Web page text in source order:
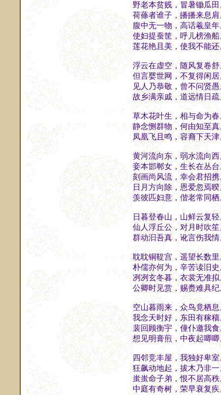
野老本贫贱，冒暑锄瓜
荷蓧者谁子，皤皤来息
腹中无一物，高话羲皇
使妇提蚕筐，呼儿榜渔
莲花艳且美，使我不能还
浮云在虚空，随风复卷
但言婴世网，不复得闲
见人乃恭敬，曾不问贤
故乡满亲戚，道远情日
草木花叶生，相与命为
静念恻群物，何由知至
凤凰飞且鸣，容裔下天
黄河流向东，弱水流向
妾本邯郸女，生长在丛
刻画尚风流，幸会君招
日月方向除，恩爱忽焉
羡彼匹妇意，偕老常同栖
日暮登春山，山鲜云复
仙人浮丘公，对月时吹
群动汩吾真，讹言伤我
耽耽铜鞮宫，遥望长数
朴儒亦何为，辛苦读旧
冽冽玄冬暮，衣裳无准
公卿时见赏，赐赉难具
空山暮雨来，众鸟竟栖
我念天时好，东田有稼
裴回顾衡宇，僮仆邀我
想见明膏煎，中夜起唧唧
四邻竞丰屋，我独好卑
狂飙动地起，拔木乃非
蚩蚩命子弟，恨不居高
中庭有奇树，荣早衰复